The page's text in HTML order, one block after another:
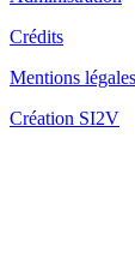
Crédits
Mentions légales
Création SI2V